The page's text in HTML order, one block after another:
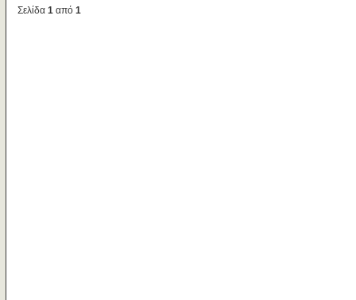
Σελίδα 1 από 1